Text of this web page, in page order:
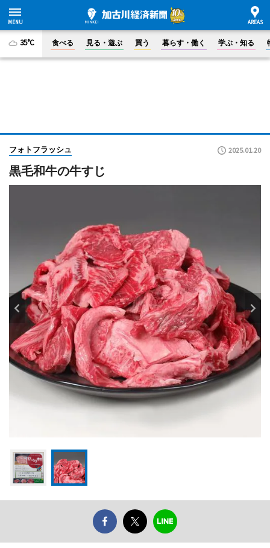
35°C 食べる 見る・遊ぶ 買う 暮らす・働く 学ぶ・知る
フォトフラッシュ 2025.01.20
黒毛和牛の牛すじ